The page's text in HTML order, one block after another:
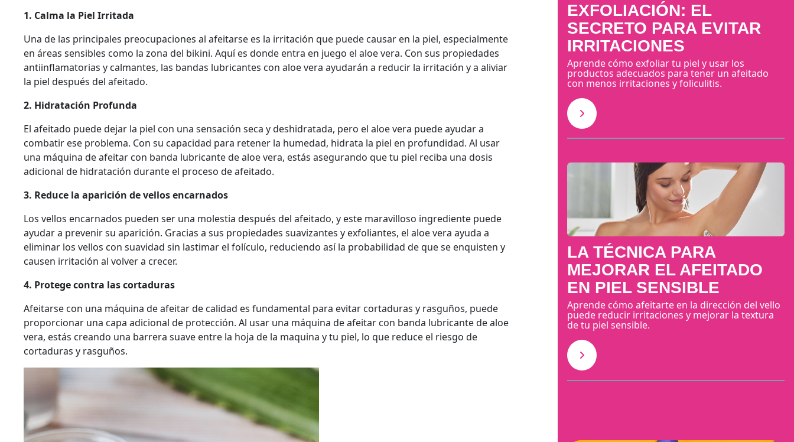
1. Calma la Piel Irritada
Una de las principales preocupaciones al afeitarse es la irritación que puede causar en la piel, especialmente
en áreas sensibles como la zona del bikini. Aquí es donde entra en juego el aloe vera. Con sus propiedades
antiinflamatorias y calmantes, las bandas lubricantes con aloe vera ayudarán a reducir la irritación y a aliviar
la piel después del afeitado.
2. Hidratación Profunda
El afeitado puede dejar la piel con una sensación seca y deshidratada, pero el aloe vera puede ayudar a
combatir ese problema. Con su capacidad para retener la humedad, hidrata la piel en profundidad. Al usar
una máquina de afeitar con banda lubricante de aloe vera, estás asegurando que tu piel reciba una dosis
adicional de hidratación durante el proceso de afeitado.
3. Reduce la aparición de vellos encarnados
Los vellos encarnados pueden ser una molestia después del afeitado, y este maravilloso ingrediente puede
ayudar a prevenir su aparición. Gracias a sus propiedades suavizantes y exfoliantes, el aloe vera ayuda a
eliminar los vellos con suavidad sin lastimar el folículo, reduciendo así la probabilidad de que se enquisten y
causen irritación al volver a crecer.
4. Protege contra las cortaduras
Afeitarse con una máquina de afeitar de calidad es fundamental para evitar cortaduras y rasguños, puede
proporcionar una capa adicional de protección. Al usar una máquina de afeitar con banda lubricante de aloe
vera, estás creando una barrera suave entre la hoja de la maquina y tu piel, lo que reduce el riesgo de
cortaduras y rasguños.
EXFOLIACIÓN: EL
SECRETO PARA EVITAR
IRRITACIONES
Aprende cómo exfoliar tu piel y usar los
productos adecuados para tener un afeitado
con menos irritaciones y foliculitis.
LA TÉCNICA PARA
MEJORAR EL AFEITADO
EN PIEL SENSIBLE
Aprende cómo afeitarte en la dirección del vello
puede reducir irritaciones y mejorar la textura
de tu piel sensible.